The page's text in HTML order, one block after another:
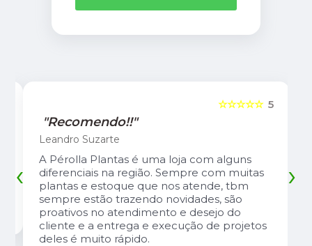
5
☆☆☆☆☆
"Recomendo!!"
Leandro Suzarte
A Pérolla Plantas é uma loja com alguns
diferenciais na região. Sempre com muitas
plantas e estoque que nos atende, tbm
sempre estão trazendo novidades, são
proativos no atendimento e desejo do
cliente e a entrega e execução de projetos
deles é muito rápido.
‹ ›